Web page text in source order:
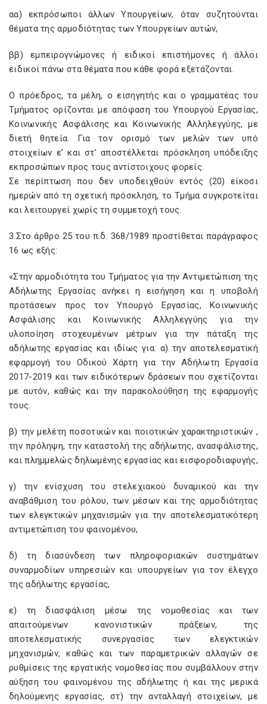
αα) εκπρόσωποι άλλων Υπουργείων, όταν συζητούνται
θέματα της αρμοδιότητας των Υπουργείων αυτών,
ββ) εμπειρογνώμονες ή ειδικοί επιστήμονες ή άλλοι
ειδικοί πάνω στα θέματα που κάθε φορά εξετάζονται.
Ο πρόεδρος, τα μέλη, ο εισηγητής και ο γραμματέας του
Τμήματος ορίζονται με απόφαση του Υπουργού Εργασίας,
Κοινωνικής Ασφάλισης και Κοινωνικής Αλληλεγγύης, με
διετή θητεία. Για τον ορισμό των μελών των υπό
στοιχείων ε’ και στ’ αποστέλλεται πρόσκληση υπόδειξης
εκπροσώπων προς τους αντίστοιχους φορείς.
Σε περίπτωση που δεν υποδειχθούν εντός (20) είκοσι
ημερών από τη σχετική πρόσκληση, το Τμήμα συγκροτείται
και λειτουργεί χωρίς τη συμμετοχή τους.
3.Στο άρθρο 25 του π.δ. 368/1989 προστίθεται παράγραφος
16 ως εξής:
«Στην αρμοδιότητα του Τμήματος για την Αντιμετώπιση της
Αδήλωτης Εργασίας ανήκει η εισήγηση και η υποβολή
προτάσεων προς τον Υπουργό Εργασίας, Κοινωνικής
Ασφάλισης και Κοινωνικής Αλληλεγγύης για την
υλοποίηση στοχευμένων μέτρων για την πάταξη της
αδήλωτης εργασίας και ιδίως για: α) την αποτελεσματική
εφαρμογή του Οδικού Χάρτη για την Αδήλωτη Εργασία
2017-2019 και των ειδικότερων δράσεων που σχετίζονται
με αυτόν, καθώς και την παρακολούθηση της εφαρμογής
τους.
β) την μελέτη ποσοτικών και ποιοτικών χαρακτηριστικών ,
την πρόληψη, την καταστολή της αδήλωτης, ανασφάλιστης,
και πλημμελώς δηλωμένης εργασίας και εισφοροδιαφυγής,
γ) την ενίσχυση του στελεχιακού δυναμικού και την
αναβάθμιση του ρόλου, των μέσων και της αρμοδιότητας
των ελεγκτικών μηχανισμών για την αποτελεσματικότερη
αντιμετώπιση του φαινομένου,
δ) τη διασύνδεση των πληροφοριακών συστημάτων
συναρμοδίων υπηρεσιών και υπουργείων για τον έλεγχο
της αδήλωτης εργασίας,
ε) τη διασφάλιση μέσω της νομοθεσίας και των
απαιτούμενων κανονιστικών πράξεων, της
αποτελεσματικής συνεργασίας των ελεγκτικών
μηχανισμών, καθώς και των παραμετρικών αλλαγών σε
ρυθμίσεις της εργατικής νομοθεσίας που συμβάλλουν στην
αύξηση του φαινομένου της αδήλωτης ή και της μερικά
δηλούμενης εργασίας, στ) την ανταλλαγή στοιχείων, με